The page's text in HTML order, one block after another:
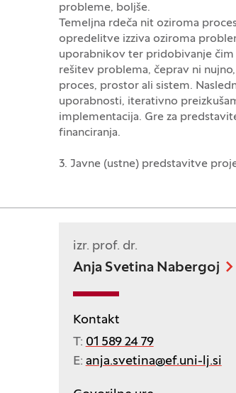
probleme, boljše.
Temeljna rdeča nit oziroma
opredelitve izziva oziroma
uporabnikov ter pridobivanje čim
rešitev problema, čeprav ni
proces, prostor ali sistem.
uporabnosti, iterativno
implementacija. Gre za
financiranja.
3. Javne (ustne) predstavitve
izr. prof. dr.
Anja Svetina Nabergoj
Kontakt
T: 01 589 24 79
E: anja.svetina@ef.uni-lj.si